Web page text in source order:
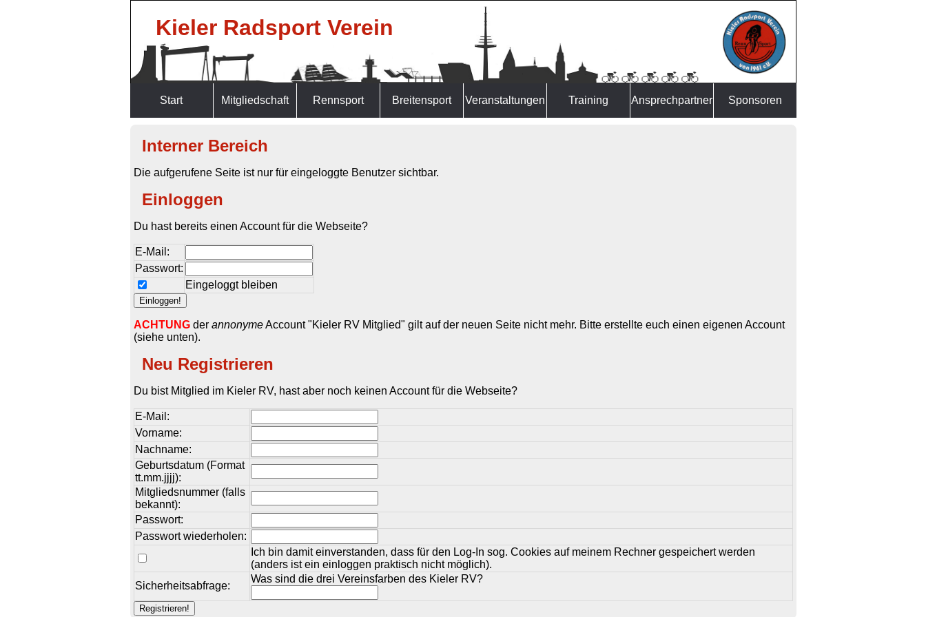
Kieler Radsport Verein
Start Mitgliedschaft Rennsport Breitensport Veranstaltungen Training Ansprechpartner Sponsoren
Interner Bereich
Die aufgerufene Seite ist nur für eingeloggte Benutzer sichtbar.
Einloggen
Du hast bereits einen Account für die Webseite?
E-Mail:
Passwort:
Eingeloggt bleiben
ACHTUNGder annonymeAccount "Kieler RV Mitglied" gilt auf der neuen Seite nicht mehr. Bitte erstellte euch einen eigenen Account
(siehe unten).
Neu Registrieren
Du bist Mitglied im Kieler RV, hast aber noch keinen Account für die Webseite?
E-Mail:
Vorname:
Nachname:
Geburtsdatum (Format
tt.mm.jjjj):
Mitgliedsnummer (falls
bekannt):
Passwort:
Passwort wiederholen:
Ich bin damit einverstanden, dass für den Log-In sog. Cookies auf meinem Rechner gespeichert werden
(anders ist ein einloggen praktisch nicht möglich).
Sicherheitsabfrage:
Was sind die drei Vereinsfarben des Kieler RV?